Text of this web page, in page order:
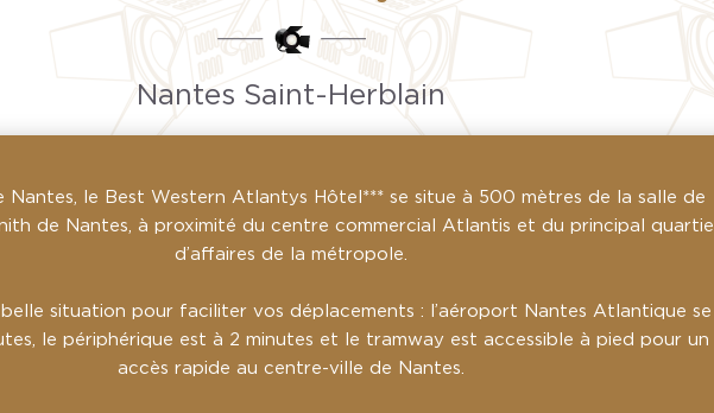
Nantes Saint-Herblain
Nantes, le Best Western Atlantys Hôtel*** se situe à 500 mètres de la salle de
de Nantes, à proximité du centre commercial Atlantis et du principal
d’affaires de la métropole.
belle situation pour faciliter vos déplacements : l’aéroport Nantes Atlantique se
le périphérique est à 2 minutes et le tramway est accessible à pied pour un
accès rapide au centre-ville de Nantes.